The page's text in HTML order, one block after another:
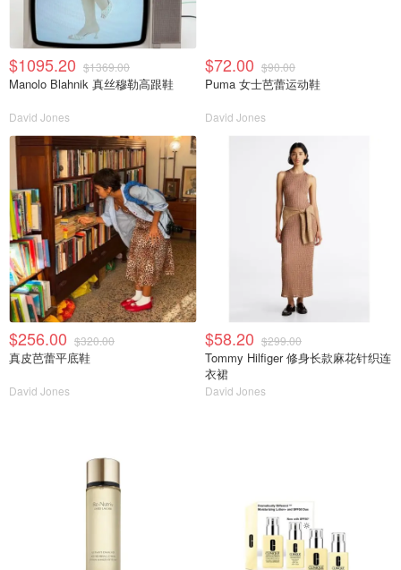
$1095.20 $1369.00
Manolo Blahnik 真丝穆勒高跟鞋
David Jones
$72.00 $90.00
Puma 女士芭蕾运动鞋
David Jones
$256.00 $320.00
真皮芭蕾平底鞋
David Jones
$58.20 $299.00
Tommy Hilfiger 修身长款麻花针织连
衣裙
David Jones